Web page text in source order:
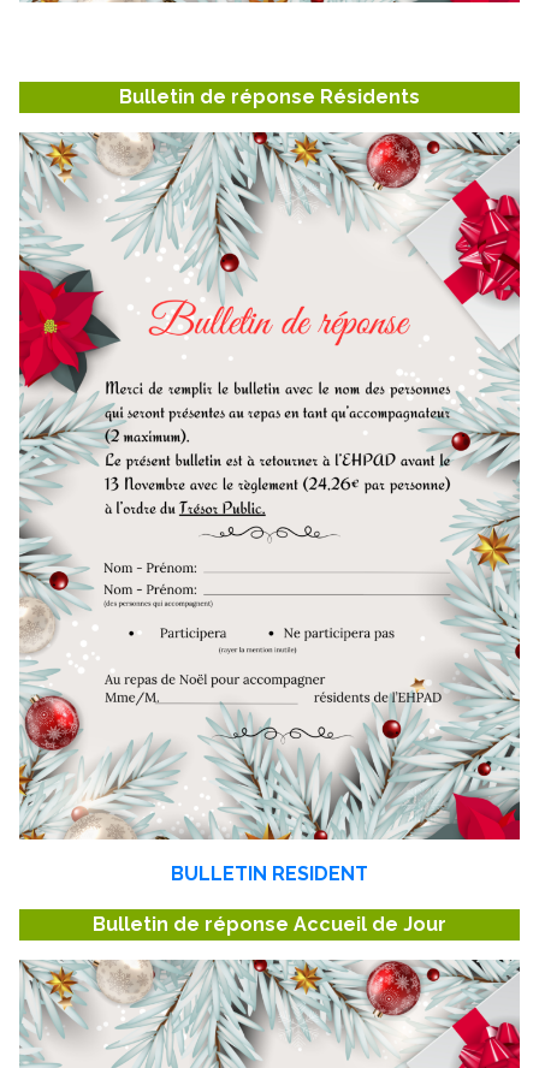
Bulletin de réponse Résidents
BULLETIN RESIDENT
Bulletin de réponse Accueil de Jour